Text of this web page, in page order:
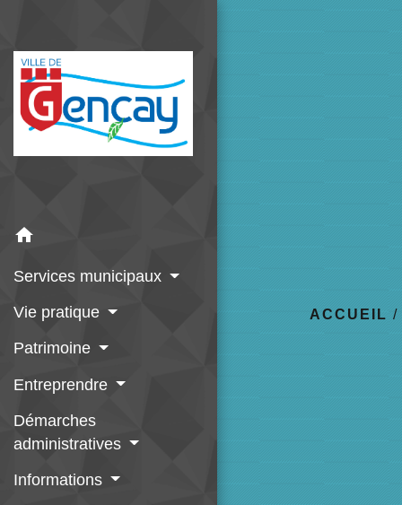
home
Services municipaux
Vie pratique
Patrimoine
Entreprendre
Démarches
administratives
Informations
ACCUEIL /